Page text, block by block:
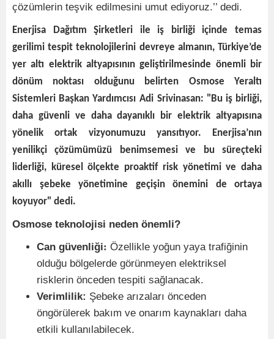
çözümlerin teşvik edilmesini umut ediyoruz.’’ dedi.
Enerjisa Dağıtım Şirketleri ile iş birliği içinde temas
gerilimi tespit teknolojilerini devreye almanın, Türkiye’de
yer altı elektrik altyapısının geliştirilmesinde önemli bir
dönüm noktası olduğunu belirten Osmose Yeraltı
Sistemleri Başkan Yardımcısı Adi Srivinasan: "Bu iş birliği,
daha güvenli ve daha dayanıklı bir elektrik altyapısına
yönelik ortak vizyonumuzu yansıtıyor. Enerjisa’nın
yenilikçi çözümümüzü benimsemesi ve bu süreçteki
liderliği, küresel ölçekte proaktif risk yönetimi ve daha
akıllı şebeke yönetimine geçişin önemini de ortaya
koyuyor" dedi.
Osmose teknolojisi neden önemli?
Can güvenliği: Özellikle yoğun yaya trafiğinin
olduğu bölgelerde görünmeyen elektriksel
risklerin önceden tespiti sağlanacak.
Verimlilik: Şebeke arızaları önceden
öngörülerek bakım ve onarım kaynakları daha
etkili kullanılabilecek.